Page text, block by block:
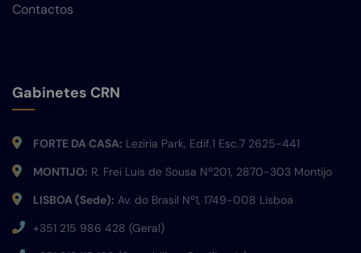
Contactos
Gabinetes CRN
FORTE DA CASA: Leziria Park, Edif.1 Esc.7 2625-441
MONTIJO: R. Frei Luis de Sousa Nº201, 2870-303 Montijo
LISBOA (Sede): Av. do Brasil Nº1, 1749-008 Lisboa
+351 215 986 428 (Geral)